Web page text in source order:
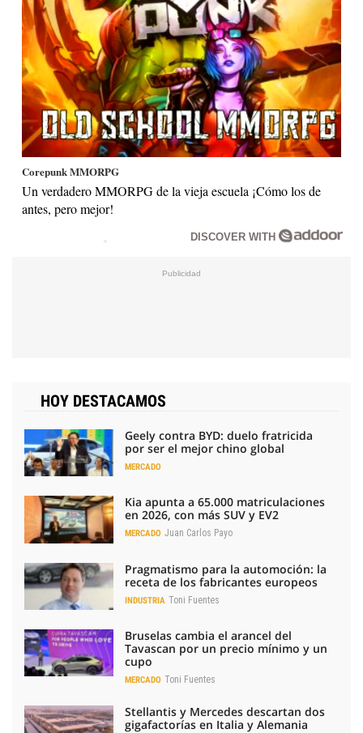
Corepunk MMORPG
Un verdadero MMORPG de la vieja escuela ¡Cómo los de
antes, pero mejor!
DISCOVER WITH
HOY DESTACAMOS
Geely contra BYD: duelo fratricida
por ser el mejor chino global
MERCADO
Kia apunta a 65.000 matriculaciones
en 2026, con más SUV y EV2
MERCADO Juan Carlos Payo
Pragmatismo para la automoción: la
receta de los fabricantes europeos
INDUSTRIA Toni Fuentes
Bruselas cambia el arancel del
Tavascan por un precio mínimo y un
cupo
MERCADO Toni Fuentes
Stellantis y Mercedes descartan dos
gigafactorías en Italia y Alemania